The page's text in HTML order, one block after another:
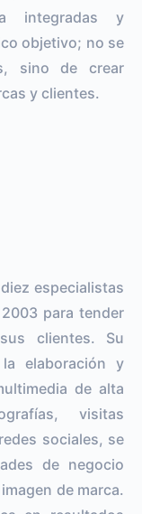
integradas y
objetivo; no se
sino de crear
y clientes.
especialistas
para tender
clientes. Su
elaboración y
de alta
visitas
sociales, se
de negocio
de marca.